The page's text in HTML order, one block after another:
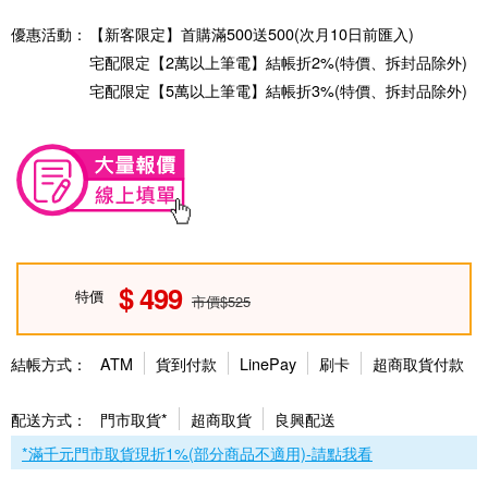
優惠活動：
【新客限定】首購滿500送500(次月10日前匯入)
宅配限定【2萬以上筆電】結帳折2%(特價、拆封品除外)
宅配限定【5萬以上筆電】結帳折3%(特價、拆封品除外)
特價 499 市價$525
結帳方式： ATM 貨到付款 LinePay 刷卡 超商取貨付款
配送方式： 門市取貨* 超商取貨
良興配送
*滿千元門市取貨現折1%(部分商品不適用)-請點我看